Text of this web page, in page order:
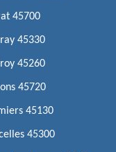
45700
45330
45260
45720
45130
45300